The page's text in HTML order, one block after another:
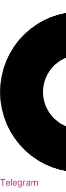
Telegram